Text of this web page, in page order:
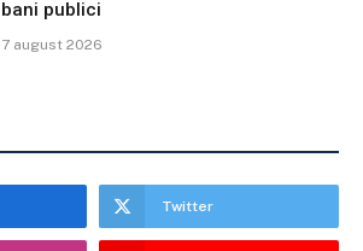
bani publici
7 august 2026
Twitter